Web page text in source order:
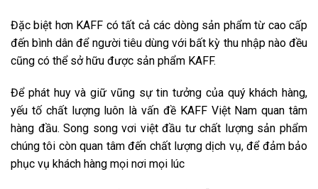
Đặc biệt hơn KAFF có tất cả các dòng sản phẩm từ cao cấp
đến bình dân để người tiêu dùng với bất kỳ thu nhập nào đều
cũng có thể sở hữu được sản phẩm KAFF.
Để phát huy và giữ vũng sự tin tưởng của quý khách hàng,
yếu tố chất lượng luôn là vấn đề KAFF Việt Nam quan tâm
hàng đầu. Song song vơi việt đầu tư chất lượng sản phẩm
chúng tôi còn quan tâm đến chất lượng dịch vụ, để đảm bảo
phục vụ khách hàng mọi nơi mọi lúc